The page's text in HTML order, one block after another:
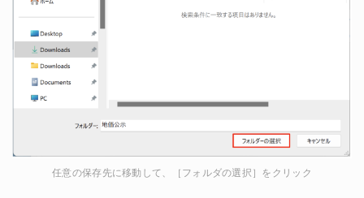
任意の保存先に移動して、［フォルダの選択］をクリック